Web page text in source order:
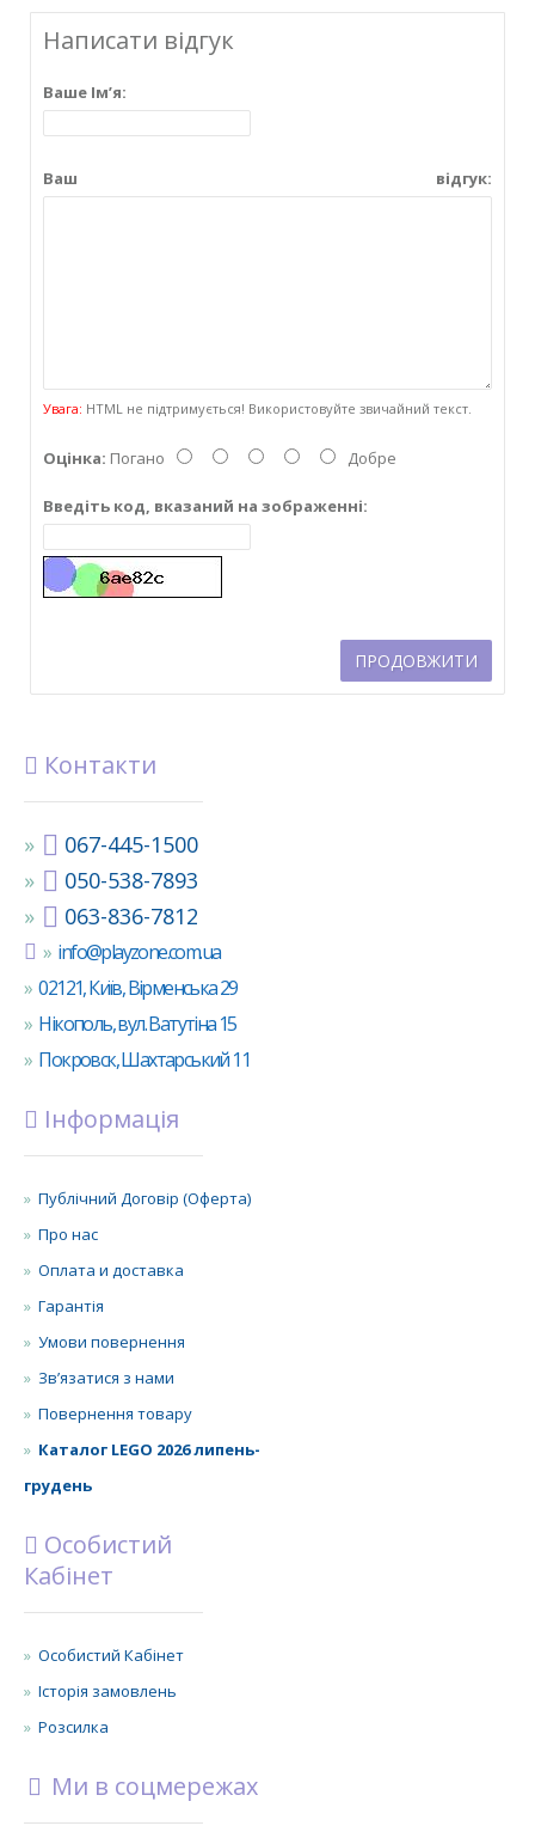
Написати відгук
Ваше Ім’я:
Ваш відгук:
Увага: HTML не підтримується! Використовуйте звичайний текст.
Оцінка: Погано Добре
Введіть код, вказаний на зображенні:
ПРОДОВЖИТИ
Контакти
067-445-1500
050-538-7893
063-836-7812
info@playzone.com.ua
02121, Київ, Вірменська 29
Нікополь, вул. Ватутіна 15
Покровск, Шахтарський 11
Інформація
Публічний Договір (Оферта)
Про нас
Оплата и доставка
Гарантія
Умови повернення
Зв’язатися з нами
Повернення товару
Каталог LEGO 2026 липень-
грудень
Особистий
Кабінет
Особистий Кабінет
Історія замовлень
Розсилка
Ми в соцмережах